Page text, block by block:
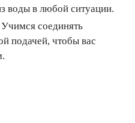
воды в любой ситуации.
соединять
подачей, чтобы вас